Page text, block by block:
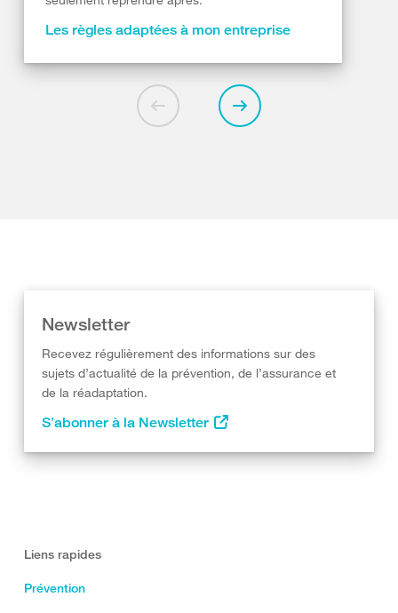
Les règles adaptées à mon entreprise
Newsletter
Recevez régulièrement des informations sur des
sujets d’actualité de la prévention, de l’assurance et
de la réadaptation.
S’abonner à la Newsletter
Liens rapides
Prévention